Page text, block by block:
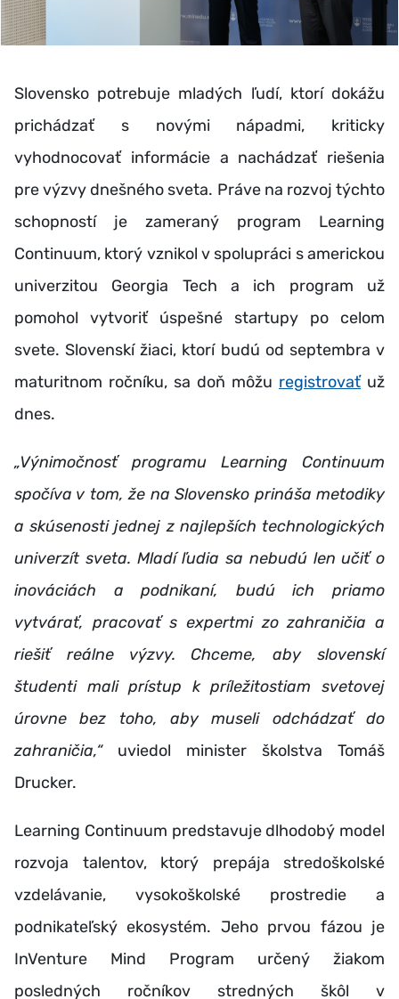
Slovensko potrebuje mladých ľudí, ktorí dokážu
prichádzať s novými nápadmi, kriticky
vyhodnocovať informácie a nachádzať riešenia
pre výzvy dnešného sveta. Práve na rozvoj týchto
schopností je zameraný program Learning
Continuum, ktorý vznikol v spolupráci s americkou
univerzitou Georgia Tech a ich program už
pomohol vytvoriť úspešné startupy po celom
svete. Slovenskí žiaci, ktorí budú od septembra v
maturitnom ročníku, sa doň môžu registrovaťuž
dnes.
„Výnimočnosť programu Learning Continuum
spočíva v tom, že na Slovensko prináša metodiky
a skúsenosti jednej z najlepších technologických
univerzít sveta. Mladí ľudia sa nebudú len učiť o
inováciách a podnikaní, budú ich priamo
vytvárať, pracovať s expertmi zo zahraničia a
riešiť reálne výzvy. Chceme, aby slovenskí
študenti mali prístup k príležitostiam svetovej
úrovne bez toho, aby museli odchádzať do
zahraničia,“uviedol minister školstva Tomáš
Drucker.
Learning Continuum predstavuje dlhodobý model
rozvoja talentov, ktorý prepája stredoškolské
vzdelávanie, vysokoškolské prostredie a
podnikateľský ekosystém. Jeho prvou fázou je
InVenture Mind Program určený žiakom
posledných ročníkov stredných škôl v